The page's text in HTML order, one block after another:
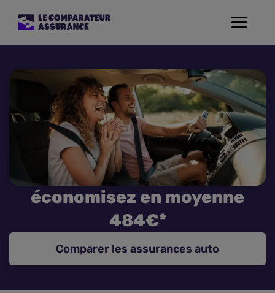
Toggle
Mutuelle Santé
Assurance Moto
Assurance Habitation
Assurance de prêt
Prévoyance
Assurance Animaux
économisez en moyenne
484€*
Comparer les assurances auto